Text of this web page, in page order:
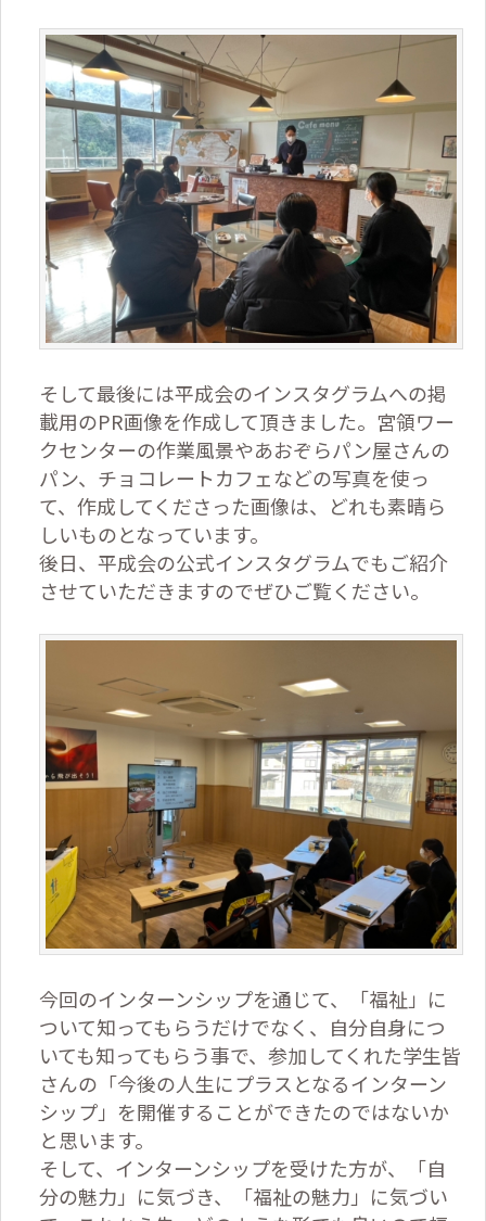
そして最後には平成会のインスタグラムへの掲
載用のPR画像を作成して頂きました。宮領ワー
クセンターの作業風景やあおぞらパン屋さんの
パン、チョコレートカフェなどの写真を使っ
て、作成してくださった画像は、どれも素晴ら
しいものとなっています。
後日、平成会の公式インスタグラムでもご紹介
させていただきますのでぜひご覧ください。
今回のインターンシップを通じて、「福祉」に
ついて知ってもらうだけでなく、自分自身につ
いても知ってもらう事で、参加してくれた学生皆
さんの「今後の人生にプラスとなるインターン
シップ」を開催することができたのではないか
と思います。
そして、インターンシップを受けた方が、「自
分の魅力」に気づき、「福祉の魅力」に気づい